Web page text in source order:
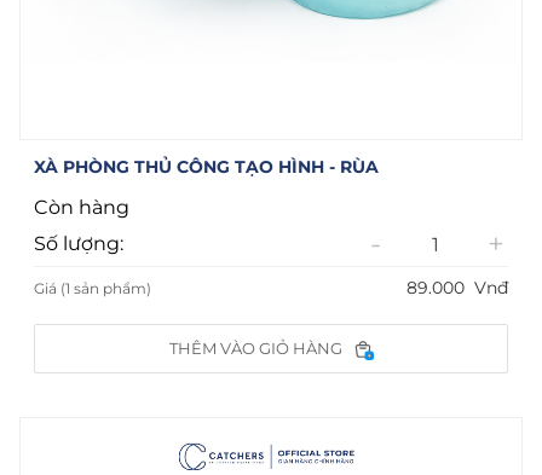
XÀ PHÒNG THỦ CÔNG TẠO HÌNH - RÙA
Còn hàng
Số lượng:
- +
Giá (1 sản phẩm) 89.000 Vnđ
THÊM VÀO GIỎ HÀNG